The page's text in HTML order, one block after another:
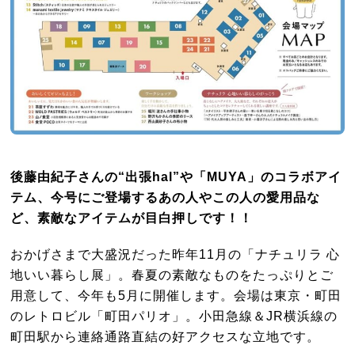
後藤由紀子さんの“出張hal”や「MUYA」のコラボアイ
テム、今号にご登場するあの人やこの人の愛用品な
ど、素敵なアイテムが目白押しです！！
おかげさまで大盛況だった昨年11月の「ナチュリラ 心
地いい暮らし展」。春夏の素敵なものをたっぷりとご
用意して、今年も5月に開催します。会場は東京・町田
のレトロビル「町田パリオ」。小田急線＆JR横浜線の
町田駅から連絡通路直結の好アクセスな立地です。